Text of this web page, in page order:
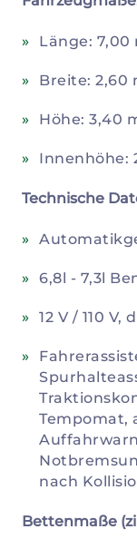
Länge: 7,00
Breite: 2,60
Höhe: 3,40
Innenhöhe:
Technische
6,8l - 7,3l
12 V / 110
Tempomat,
nach
Bettenmaße